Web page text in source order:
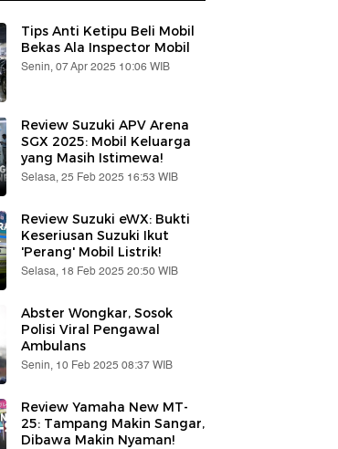
Tips Anti Ketipu Beli Mobil
Bekas Ala Inspector Mobil
Senin, 07 Apr 2025 10:06 WIB
Review Suzuki APV Arena
SGX 2025: Mobil Keluarga
yang Masih Istimewa!
Selasa, 25 Feb 2025 16:53 WIB
Review Suzuki eWX: Bukti
Keseriusan Suzuki Ikut
'Perang' Mobil Listrik!
Selasa, 18 Feb 2025 20:50 WIB
Abster Wongkar, Sosok
Polisi Viral Pengawal
Ambulans
Senin, 10 Feb 2025 08:37 WIB
Review Yamaha New MT-
25: Tampang Makin Sangar,
Dibawa Makin Nyaman!